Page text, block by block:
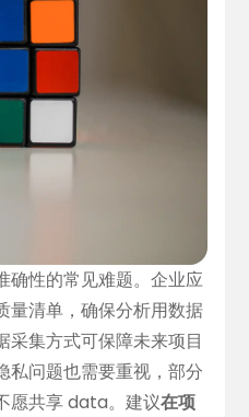
确性的常见难题。企业应
量清单，确保分析用数据
采集方式可保障未来项目
私问题也需要重视，部分
愿共享 data。建议在项